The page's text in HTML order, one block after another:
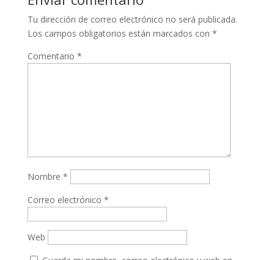
Tu dirección de correo electrónico no será publicada.
Los campos obligatorios están marcados con *
Comentario *
Nombre *
Correo electrónico *
Web